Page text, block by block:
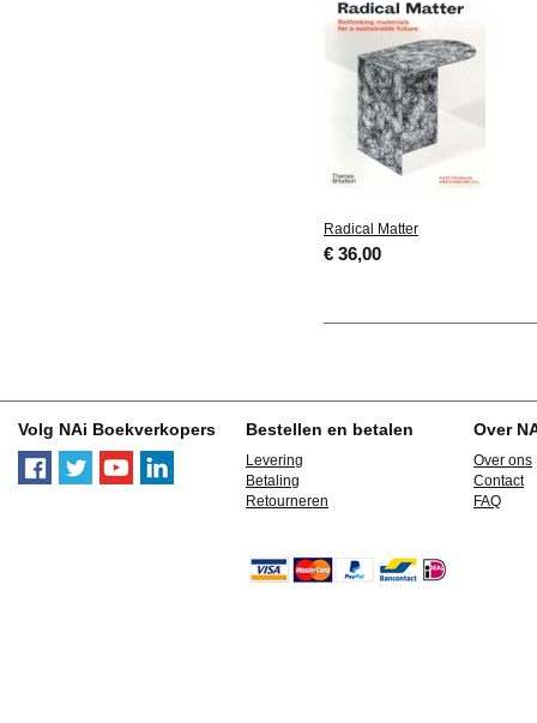
Radical Matter
€ 36,00
Volg NAi Boekverkopers Bestellen en betalen
Levering
Betaling
Retourneren
Over
Over ons
Contact
FAQ